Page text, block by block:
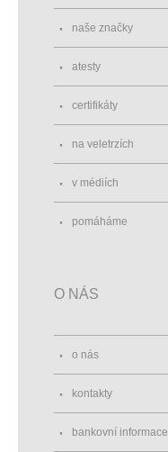
naše značky
atesty
certifikáty
na veletrzích
v médiích
pomáháme
O NÁS
o nás
kontakty
bankovní informace